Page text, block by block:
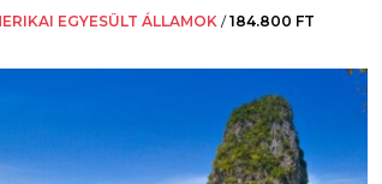
EGYESÜLT ÁLLAMOK /184.800 FT